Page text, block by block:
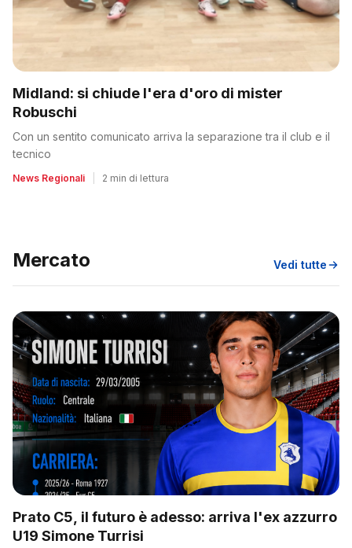
Midland: si chiude l'era d'oro di mister
Robuschi
Con un sentito comunicato arriva la separazione tra il club e il
tecnico
News Regionali 2 min di lettura
Mercato Vedi tutte
Prato C5, il futuro è adesso: arriva l'ex azzurro
U19 Simone Turrisi